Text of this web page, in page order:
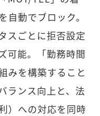
自動でブロック。
スごとに拒否設定
可能。「勤務時間
みを構築すること
ランス向上と、法
）への対応を同時